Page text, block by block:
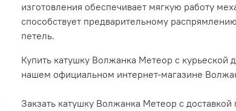
изготовления обеспечивает мягкую работу
способствует предварительному
петель.
Купить катушку Волжанка Метеор с курьеской
нашем официальном интернет-магазине
Закзать катушку Волжанка Метеор с